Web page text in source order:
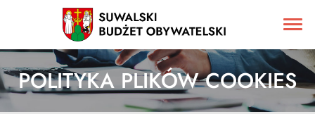
POLITYKA PLIKÓW COOKIES